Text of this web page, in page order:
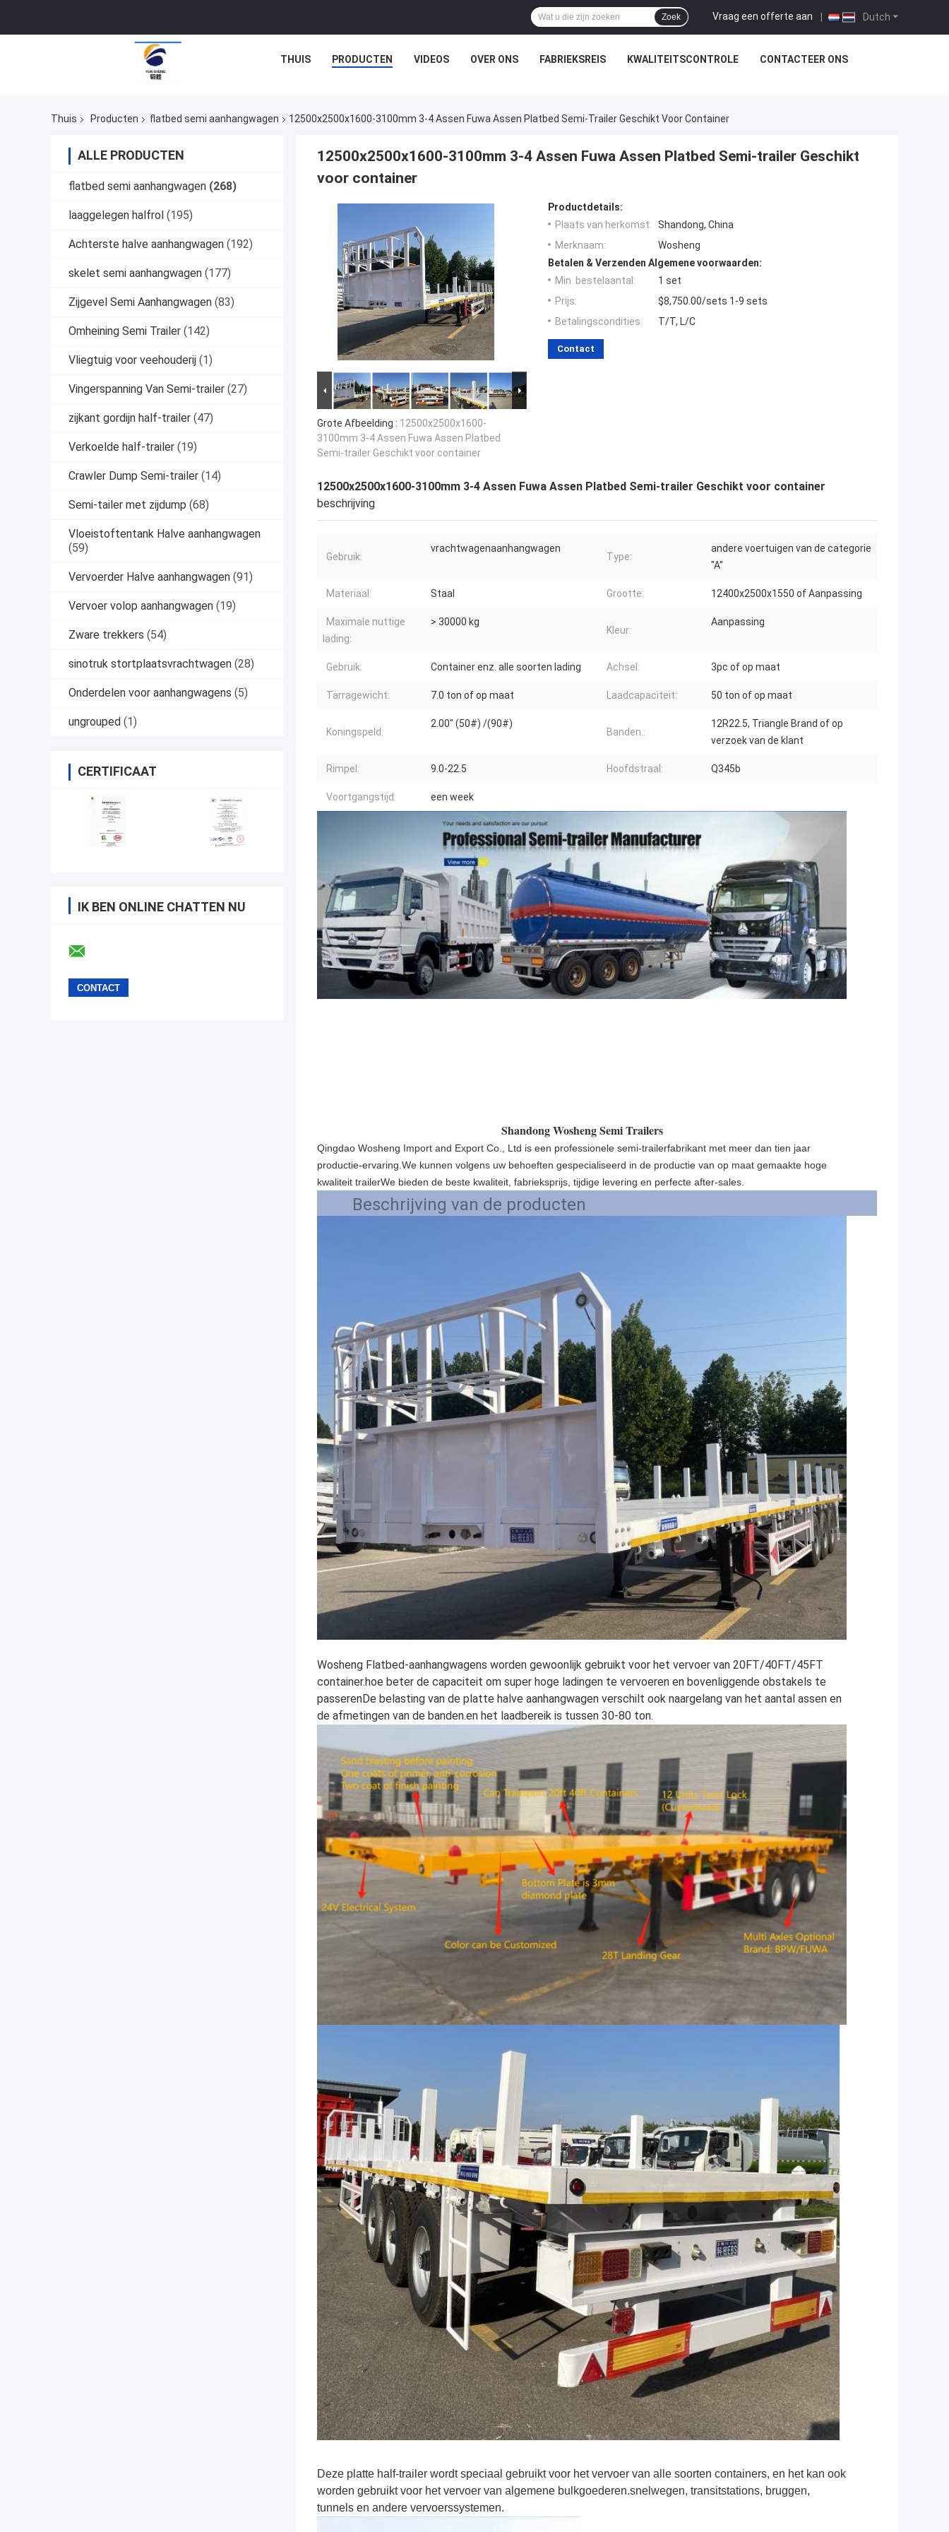
Dutch
Vraag een offerte aan |
Zoek
THUIS PRODUCTEN VIDEOS OVER ONS FABRIEKSREIS KWALITEITSCONTROLE CONTACTEER ONS
Thuis Producten flatbed semi aanhangwagen 12500x2500x1600-3100mm 3-4 Assen Fuwa Assen Platbed Semi-Trailer Geschikt Voor Container
ALLE PRODUCTEN
flatbed semi aanhangwagen (268)
laaggelegen halfrol (195)
Achterste halve aanhangwagen (192)
skelet semi aanhangwagen (177)
Zijgevel Semi Aanhangwagen (83)
Omheining Semi Trailer (142)
Vliegtuig voor veehouderij (1)
Vingerspanning Van Semi-trailer (27)
zijkant gordijn half-trailer (47)
Verkoelde half-trailer (19)
Crawler Dump Semi-trailer (14)
Semi-tailer met zijdump (68)
Vloeistoftentank Halve aanhangwagen
(59)
Vervoerder Halve aanhangwagen (91)
Vervoer volop aanhangwagen (19)
Zware trekkers (54)
sinotruk stortplaatsvrachtwagen (28)
Onderdelen voor aanhangwagens (5)
ungrouped (1)
CERTIFICAAT
IK BEN ONLINE CHATTEN NU
12500x2500x1600-3100mm 3-4 Assen Fuwa Assen Platbed Semi-trailer Geschikt
voor container
Grote Afbeelding : 12500x2500x1600-
3100mm 3-4 Assen Fuwa Assen Platbed
Semi-trailer Geschikt voor container
Productdetails:
Plaats van herkomst:
Shandong, China
Merknaam:
Wosheng
Betalen & Verzenden Algemene voorwaarden:
Min. bestelaantal:
1 set
Prijs:
$8,750.00/sets 1-9 sets
Betalingscondities:
T/T, L/C
Contact
12500x2500x1600-3100mm 3-4 Assen Fuwa Assen Platbed Semi-trailer Geschikt voor container
beschrijving
Gebruik:
vrachtwagenaanhangwagen
Type:
andere voertuigen van de categorie
"A"
Materiaal: Staal Grootte: 12400x2500x1550 of Aanpassing
Maximale nuttige
lading:
> 30000 kg
Kleur:
Aanpassing
Gebruik: Container enz. alle soorten lading Achsel: 3pc of op maat
Tarragewicht: 7.0 ton of op maat Laadcapaciteit: 50 ton of op maat
Koningspeld:
2.00" (50#) /(90#)
Banden.:
12R22.5, Triangle Brand of op
verzoek van de klant
Rimpel: 9.0-22.5 Hoofdstraal: Q345b
Voortgangstijd: een week
Shandong Wosheng Semi Trailers
Qingdao Wosheng Import and Export Co., Ltd is een professionele semi-trailerfabrikant met meer dan tien jaar
productie-ervaring.We kunnen volgens uw behoeften gespecialiseerd in de productie van op maat gemaakte hoge
kwaliteit trailerWe bieden de beste kwaliteit, fabrieksprijs, tijdige levering en perfecte after-sales.
Beschrijving van de producten
Wosheng Flatbed-aanhangwagens worden gewoonlijk gebruikt voor het vervoer van 20FT/40FT/45FT
container.hoe beter de capaciteit om super hoge ladingen te vervoeren en bovenliggende obstakels te
passerenDe belasting van de platte halve aanhangwagen verschilt ook naargelang van het aantal assen en
de afmetingen van de banden.en het laadbereik is tussen 30-80 ton.
Deze platte half-trailer wordt speciaal gebruikt voor het vervoer van alle soorten containers, en het kan ook
worden gebruikt voor het vervoer van algemene bulkgoederen.snelwegen, transitstations, bruggen,
tunnels en andere vervoerssystemen.